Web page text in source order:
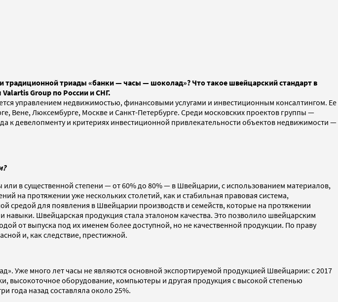
триады «банки — часы — шоколад»? Что такое швейцарский стандарт в
Group по России и СНГ.
управлением недвижимостью, финансовыми услугами и инвестиционным консалтингом. Ее
Люксембурге, Москве и Санкт-Петербурге. Среди московских проектов группы —
к девелопменту и критериях инвестиционной привлекательности объектов недвижимости —
в существенной степени — от 60% до 80% — в Швейцарии, с использованием материалов,
на протяжении уже нескольких столетий, как и стабильная правовая система,
средой для появления в Швейцарии производств и семейств, которые на протяжении
Швейцарская продукция стала эталоном качества. Это позволило швейцарским
от выпуска под их именем более доступной, но не качественной продукции. По праву
и, как следствие, престижной.
Уже много лет часы не являются основной экспортируемой продукцией Швейцарии: с 2017
высокоточное оборудование, компьютеры и другая продукция с высокой степенью
года назад составляла около 25%.